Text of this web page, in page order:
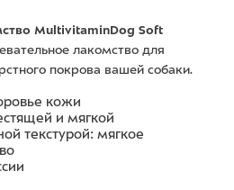
MultivitaminDog Soft
лакомство для
покрова вашей собаки.
кожи
и мягкой
текстурой: мягкое